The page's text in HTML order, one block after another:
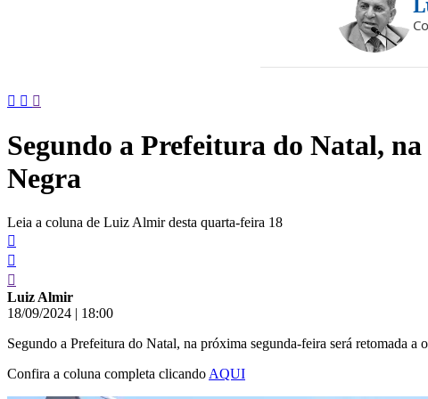
Segundo a Prefeitura do Natal,
Negra
Leia a coluna de Luiz Almir desta quarta-feira 18
Luiz Almir
18/09/2024 | 18:00
Segundo a Prefeitura do Natal, na próxima segunda-feira será retomada
Confira a coluna completa clicando AQUI